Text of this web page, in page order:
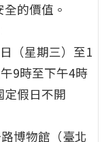
的價值。
（星期三）至1
9時至下午4時
定假日不開
博物館（臺北